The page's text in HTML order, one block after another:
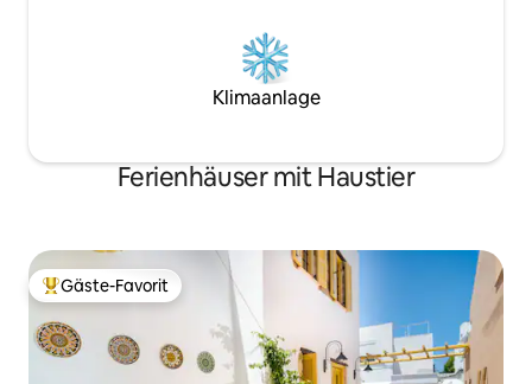
Klimaanlage
Ferienhäuser mit Haustier
Beliebter Gäste-Favorit.
Gäste-Favorit